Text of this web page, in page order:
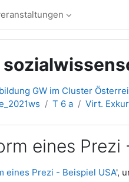
GW im Cluster
T 6 a Virt.
eines Prezi
eines Prezi - Beispiel USA',